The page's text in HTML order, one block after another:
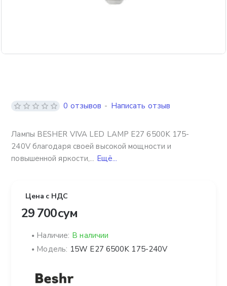
Лампы BESHER VIVA LED LAMP E27 6500K 175-
240V благодаря своей высокой мощности и
повышенной яркости,... Ещё...
0 отзывов - Написать отзыв
Цена с НДС
29 700 сум
Наличие: В наличии
Модель: 15W E27 6500K 175-240V